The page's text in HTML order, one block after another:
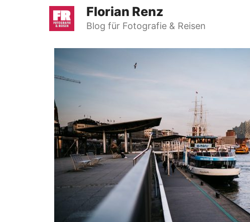
Florian Renz
Blog für Fotografie & Reisen